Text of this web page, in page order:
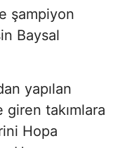
şampiyon
Baysal
yapılan
takımlara
Hopa